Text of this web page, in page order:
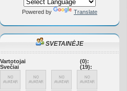
Powered by Translate
SVETAINĖJE
Vartotojai
(0):
Svečiai
(19):